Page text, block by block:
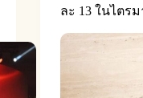
ละ 13 ในไตร